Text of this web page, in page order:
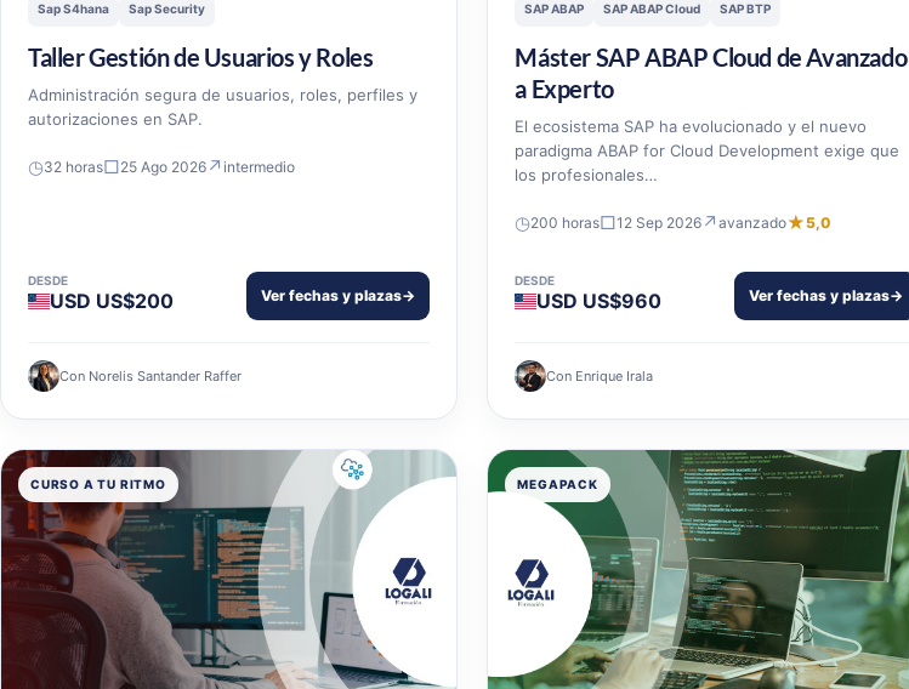
Sap S4hana Sap Security
Taller Gestión de Usuarios y Roles
Administración segura de usuarios, roles, perfiles y
autorizaciones en SAP.
◷32 horas□25 Ago 2026 ↗ intermedio
DESDE
USD US$200 Ver fechas y plazas→
Con Norelis Santander Raffer
SAP ABAP SAP ABAP Cloud SAP BTP
Máster SAP ABAP Cloud de Avanzado
a Experto
El ecosistema SAP ha evolucionado y el nuevo
paradigma ABAP for Cloud Development exige que
los profesionales…
◷200 horas□12 Sep 2026 ↗avanzado★5,0
DESDE
USD US$960 Ver fechas y plazas→
Con Enrique Irala
CURSO A TU RITMO MEGAPACK